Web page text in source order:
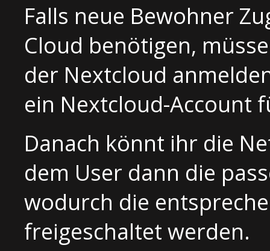
Falls neue Bewohner
Cloud benötigen,
der Nextcloud
ein Nextcloud-Account
Danach könnt ihr die
dem User dann die
wodurch die
freigeschaltet werden.